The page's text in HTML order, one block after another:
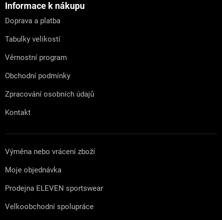
Informace k nákupu
Doprava a platba
Tabulky velikostí
Věrnostní program
Obchodní podmínky
Zpracování osobních údajů
Kontakt
Výměna nebo vrácení zboží
Moje objednávka
Prodejna ELEVEN sportswear
Velkoobchodní spolupráce